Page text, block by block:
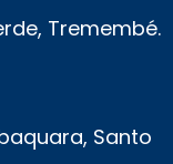
Tremembé.
Santo